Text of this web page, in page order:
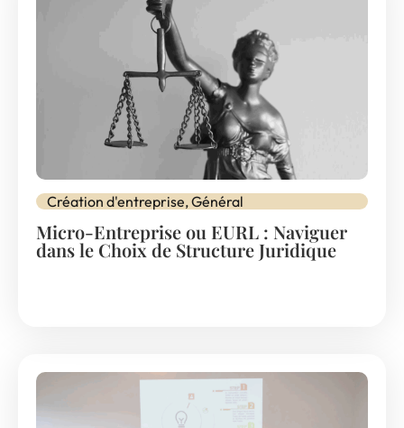
Création d'entreprise,Général
Micro-Entreprise ou EURL : Naviguer
dans le Choix de Structure Juridique